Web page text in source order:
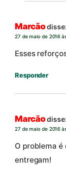
Marcãodisse:
27 de maio de 2016
Esses
Responder
Marcãodisse:
27 de maio de 2016
O problema é
entregam!